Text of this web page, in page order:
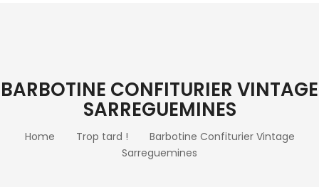
BARBOTINE CONFITURIER VINTAGE
SARREGUEMINES
Home Trop tard !
Barbotine Confiturier Vintage
Sarreguemines